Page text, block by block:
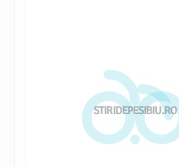
STIRIDEPESIBIU.RO